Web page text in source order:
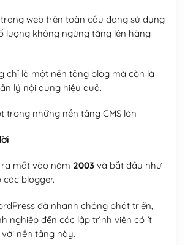
web trên toàn cầu đang sử dụng
lượng không ngừng tăng lên hàng
chỉ là một nền tảng blog mà còn là
lý nội dung hiệu quả.
trong những nền tảng CMS lớn
mắt vào năm 2003và bắt đầu như
blogger.
đã nhanh chóng phát triển,
nghiệp đến các lập trình viên có ít
nền tảng này.